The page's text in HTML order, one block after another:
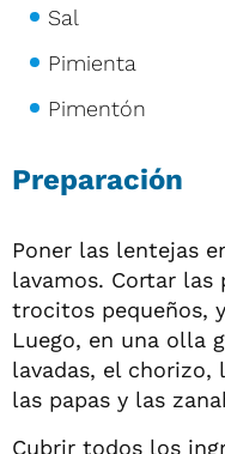
Sal
Pimienta
Pimentón
Preparación
Poner las lentejas
lavamos. Cortar las
trocitos pequeños,
Luego, en una olla
lavadas, el chorizo,
las papas y las
Cubrir todos los